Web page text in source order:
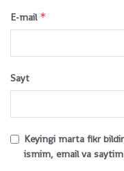
E-mail *
Sayt
Keyingi marta fikr
ismim, email va